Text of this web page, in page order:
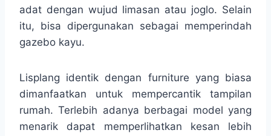
adat dengan wujud limasan atau joglo. Selain
itu, bisa dipergunakan sebagai memperindah
gazebo kayu.
Lisplang identik dengan furniture yang biasa
dimanfaatkan untuk mempercantik tampilan
rumah. Terlebih adanya berbagai model yang
menarik dapat memperlihatkan kesan lebih